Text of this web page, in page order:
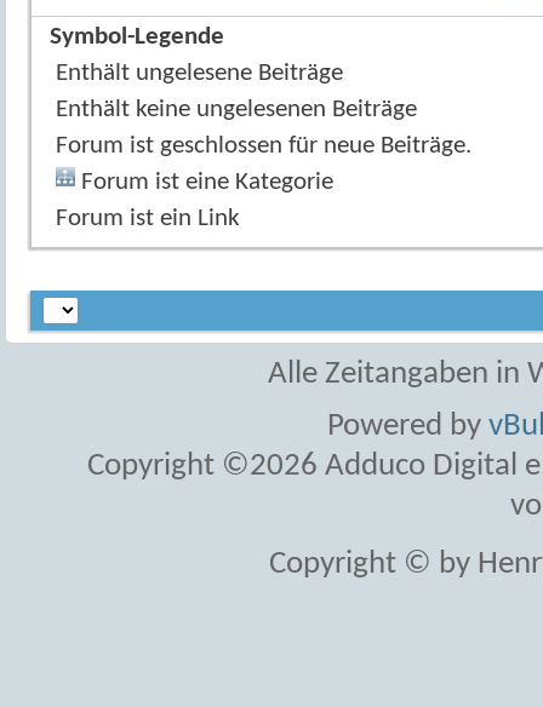
Symbol-Legende
Enthält ungelesene Beiträge
Enthält keine ungelesenen Beiträge
Forum ist geschlossen für neue Beiträge.
Forum ist eine Kategorie
Forum ist ein Link
Alle Zeitangaben in
Powered by
Copyright ©2026 Adduco Digital
Copyright © by